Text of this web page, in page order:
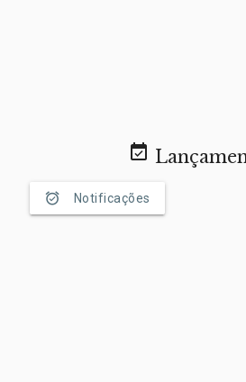
event_available
alarm_on Notificações